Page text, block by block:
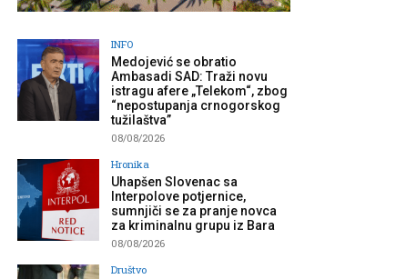
INFO
Medojević se obratio
Ambasadi SAD: Traži novu
istragu afere „Telekom“, zbog
“nepostupanja crnogorskog
tužilaštva”
08/08/2026
Hronika
Uhapšen Slovenac sa
Interpolove potjernice,
sumnjiči se za pranje novca
za kriminalnu grupu iz Bara
08/08/2026
Društvo